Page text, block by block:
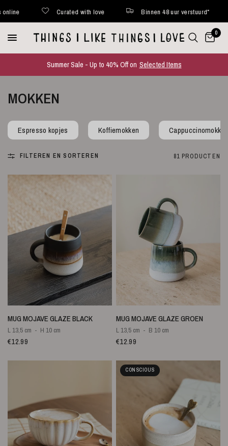
48 uur verstuurd* Wekelijks nieuwe favorites online
0
Summer Sale - Up to 40% Off on Selected Items
MOKKEN
Espresso kopjes Koffiemokken Cappuccinomokken
FILTEREN EN SORTEREN 81 PRODUCTEN
SNELLE WEERGAVE
MUG MOJAVE GLAZE BLACK
L 13,5 cm H 10 cm
€12.99
SNELLE WEERGAVE
MUG MOJAVE GLAZE GROEN
L 13,5 cm B 10 cm
€12.99
CONSCIOUS